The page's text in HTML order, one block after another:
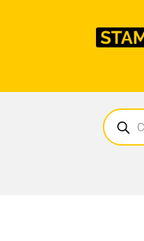
Ricerca
prodotti